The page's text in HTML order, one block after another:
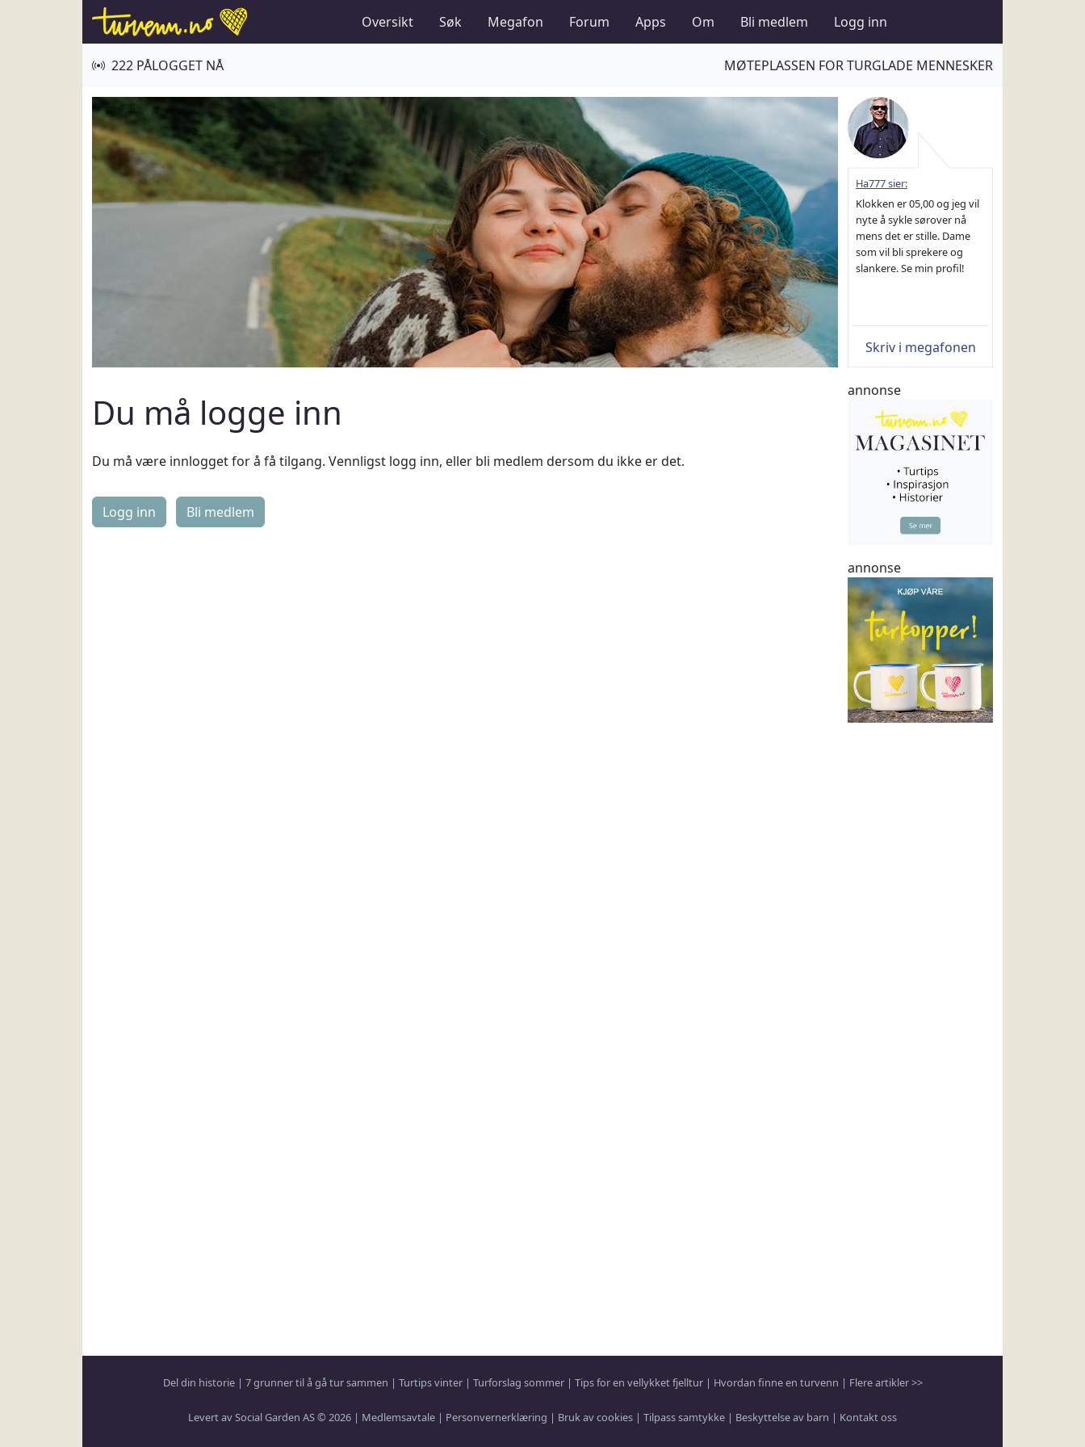
Oversikt Søk Megafon Forum Apps Om Bli medlem Logg inn
222 PÅLOGGET NÅ MØTEPLASSEN FOR TURGLADE MENNESKER
Du må logge inn
Du må være innlogget for å få tilgang. Vennligst logg inn, eller bli medlem dersom du ikke er det.
Logg inn
Ha777 sier:
Klokken er 05,00 og jeg vil
nyte å sykle sørover nå
mens det er stille. Dame
som vil bli sprekere og
slankere. Se min profil!
Skriv i megafonen
annonse
annonse
Del din historie| 7 grunner til å gå tur sammen | Turtips vinter| Turforslag sommer| Tips for en vellykket fjelltur| Hvordan finne en turvenn | Flere artikler >>
Levert av Social Garden AS © 2026 | Medlemsavtale | Personvernerklæring | Bruk av cookies | Tilpass samtykke | Beskyttelse av barn | Kontakt oss